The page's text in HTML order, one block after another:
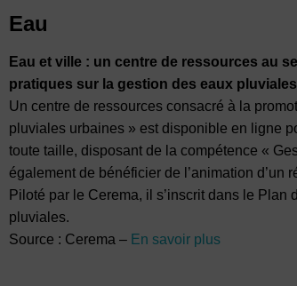
Eau
Eau et ville : un centre de ressources au
pratiques sur la gestion des eaux pluviales
Un centre de ressources consacré à la
pluviales urbaines » est disponible en ligne
toute taille, disposant de la compétence «
également de bénéficier de l’animation d’un
Piloté par le Cerema, il s’inscrit dans le
pluviales.
Source : Cerema – En savoir plus